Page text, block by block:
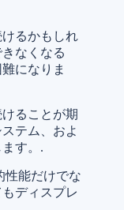
るかもしれ
なくなる
になりま
ることが期
テム、およ
す。.
性能だけでな
ディスプレ